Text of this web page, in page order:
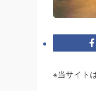
※当サイト